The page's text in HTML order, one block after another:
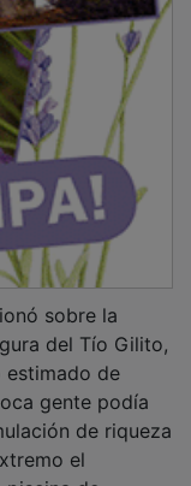
del Tío Gilito,
estimado de
gente podía
de riqueza
el
de